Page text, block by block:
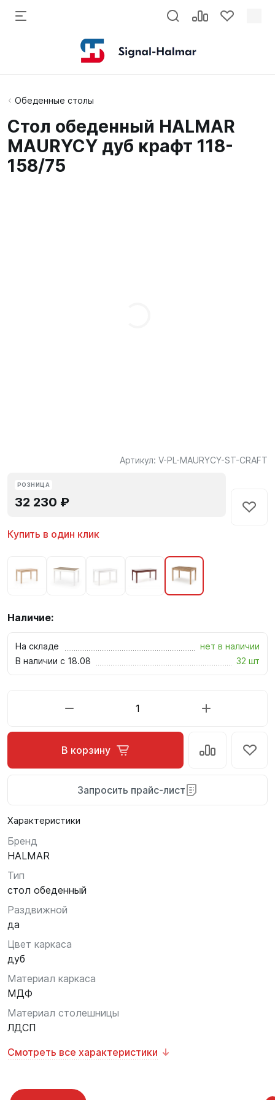
Обеденные столы
Стол обеденный HALMAR
MAURYCY дуб крафт 118-
158/75
Характеристики
Бренд
HALMAR
Тип
стол обеденный
Раздвижной
да
Цвет каркаса
дуб
Материал каркаса
МДФ
Материал столешницы
ЛДСП
Смотреть все характеристики
Артикул: V-PL-MAURYCY-ST-CRAFT
РОЗНИЦА
32 230 ₽
Купить в один клик
Наличие:
На складе
нет в наличии
В наличии с 18.08
32 шт
В корзину
Запросить прайс-лист